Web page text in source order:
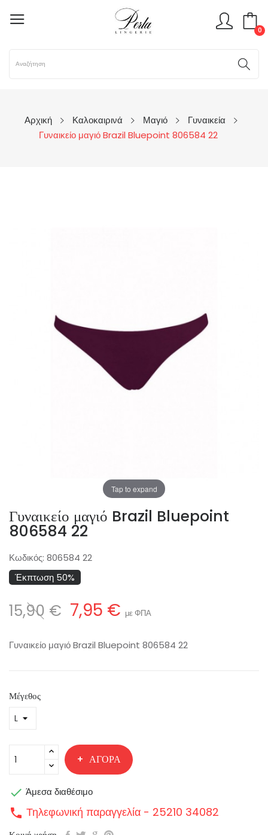
0
Αρχική Καλοκαιρινά Μαγιό
Γυναικεία
Γυναικείο μαγιό Brazil Bluepoint 806584 22
Tap to expand
Γυναικείο μαγιό Brazil Bluepoint
806584 22
Κωδικός: 806584 22
Έκπτωση 50%
15,90 € 7,95 € με ΦΠΑ
Γυναικείο μαγιό Brazil Bluepoint 806584 22
Μέγεθος
ΑΓΟΡΆ
 Άμεσα διαθέσιμο
call Τηλεφωνική παραγγελία - 25210 34082